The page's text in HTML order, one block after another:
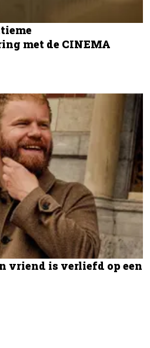
met de CINEMA
is verliefd op een